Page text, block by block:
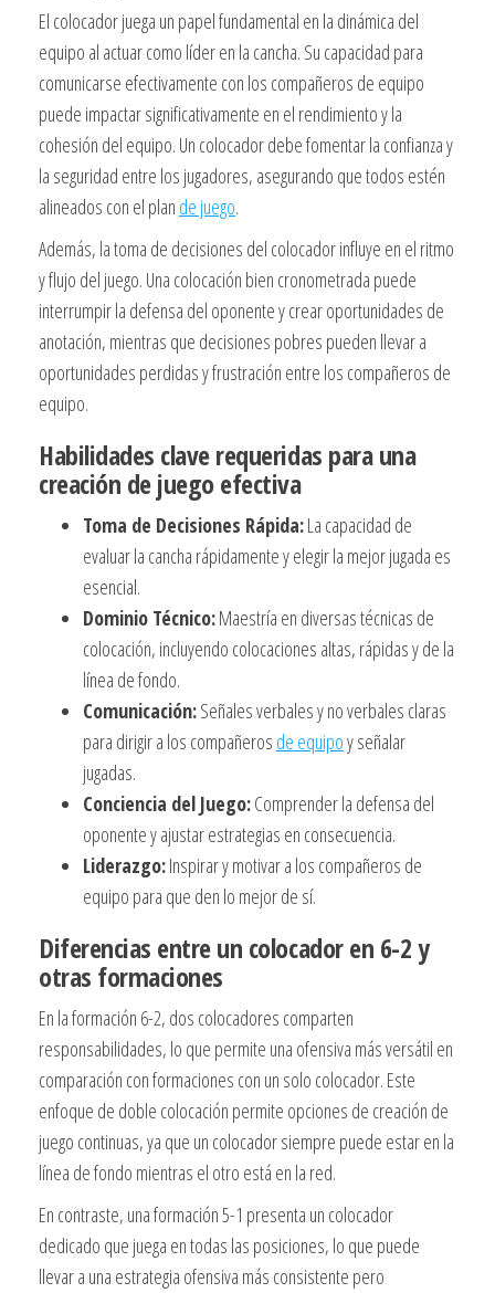
El colocador juega un papel fundamental en la dinámica del
equipo al actuar como líder en la cancha. Su capacidad para
comunicarse efectivamente con los compañeros de equipo
puede impactar significativamente en el rendimiento y la
cohesión del equipo. Un colocador debe fomentar la confianza y
la seguridad entre los jugadores, asegurando que todos estén
alineados con el plan de juego.
Además, la toma de decisiones del colocador influye en el ritmo
y flujo del juego. Una colocación bien cronometrada puede
interrumpir la defensa del oponente y crear oportunidades de
anotación, mientras que decisiones pobres pueden llevar a
oportunidades perdidas y frustración entre los compañeros de
equipo.
Habilidades clave requeridas para una
creación de juego efectiva
Toma de Decisiones Rápida:La capacidad de
evaluar la cancha rápidamente y elegir la mejor jugada es
esencial.
Dominio Técnico:Maestría en diversas técnicas de
colocación, incluyendo colocaciones altas, rápidas y de la
línea de fondo.
Comunicación:Señales verbales y no verbales claras
para dirigir a los compañeros de equipoy señalar
jugadas.
Conciencia del Juego:Comprender la defensa del
oponente y ajustar estrategias en consecuencia.
Liderazgo:Inspirar y motivar a los compañeros de
equipo para que den lo mejor de sí.
Diferencias entre un colocador en 6-2 y
otras formaciones
En la formación 6-2, dos colocadores comparten
responsabilidades, lo que permite una ofensiva más versátil en
comparación con formaciones con un solo colocador. Este
enfoque de doble colocación permite opciones de creación de
juego continuas, ya que un colocador siempre puede estar en la
línea de fondo mientras el otro está en la red.
En contraste, una formación 5-1 presenta un colocador
dedicado que juega en todas las posiciones, lo que puede
llevar a una estrategia ofensiva más consistente pero